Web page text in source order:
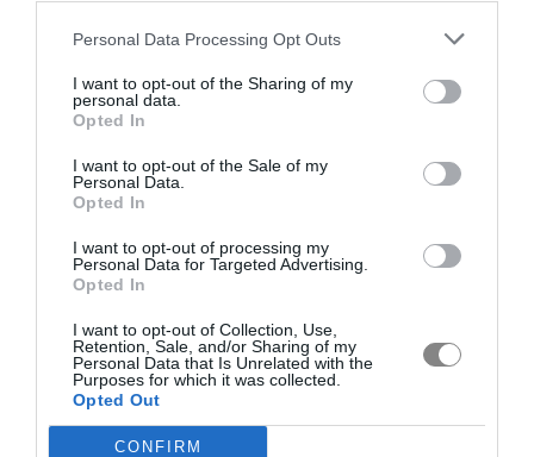
Personal Data Processing Opt Outs
I want to opt-out of the Sharing of my
personal data.
Opted In
I want to opt-out of the Sale of my
Personal Data.
Opted In
I want to opt-out of processing my
Personal Data for Targeted Advertising.
Opted In
I want to opt-out of Collection, Use,
Retention, Sale, and/or Sharing of my
Personal Data that Is Unrelated with the
Purposes for which it was collected.
Opted Out
CONFIRM